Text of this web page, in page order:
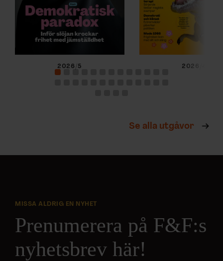
2026/5 2026/4
Se alla utgåvor
MISSA ALDRIG EN NYHET
Prenumerera på F&F:s
nyhetsbrev här!